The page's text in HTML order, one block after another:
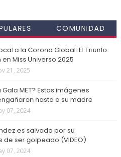
COMUNIDAD
a la Corona Global: El Triunfo
Miss Universo 2025
21, 2025
MET? Estas imágenes
hasta a su madre
07, 2024
es salvado por su
ser golpeado (VIDEO)
07, 2024